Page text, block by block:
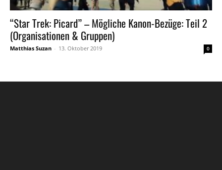
“Star Trek: Picard” – Mögliche Kanon-Bezüge: Teil 2
(Organisationen & Gruppen)
Matthias Suzan - 13. Oktober 2019 0